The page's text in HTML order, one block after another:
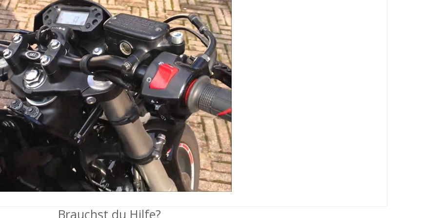
Brauchst du Hilfe?